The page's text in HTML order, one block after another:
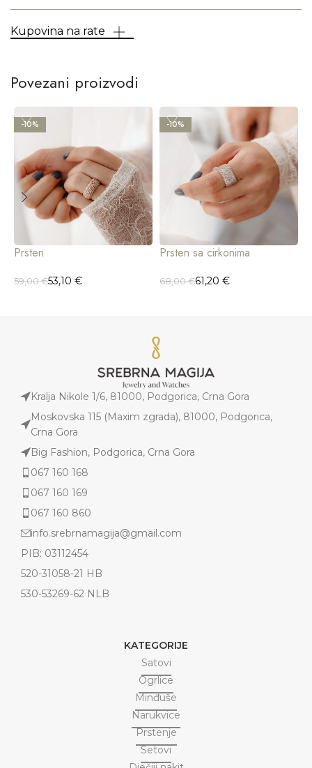
Kupovina na rate
Povezani proizvodi
-10%
Prsten
59,00€53,10 €
-10%
Prsten sa cirkonima
68,00€61,20 €
Kralja Nikole 1/6, 81000, Podgorica, Crna Gora
Moskovska 115 (Maxim zgrada), 81000, Podgorica,
Crna Gora
Big Fashion, Podgorica, Crna Gora
067 160 168
067 160 169
067 160 860
info.srebrnamagija@gmail.com
PIB: 03112454
520-31058-21 HB
530-53269-62 NLB
KATEGORIJE
Satovi
Ogrlice
Minđuše
Narukvice
Prstenje
Setovi